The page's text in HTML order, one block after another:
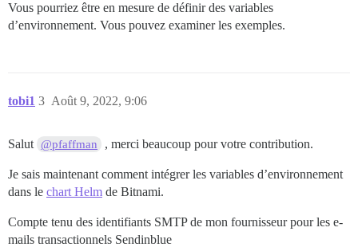
Vous pourriez être en mesure de définir des variables
d’environnement. Vous pouvez examiner les exemples.
tobi1 Août 9, 2022, 9:06
3
Salut @pfaffman , merci beaucoup pour votre contribution.
Je sais maintenant comment intégrer les variables d’environnement
dans le chart Helm de Bitnami.
Compte tenu des identifiants SMTP de mon fournisseur pour les e-
mails transactionnels Sendinblue